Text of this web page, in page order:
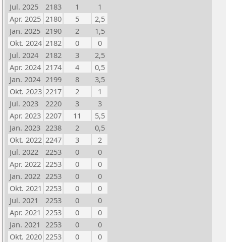
Jul. 2025
2183 1
1
Apr. 2025 2180 5
2,5
Jan. 2025 2190 2
1,5
Okt. 2024 2182 0
0
Jul. 2024
2182 3
2,5
Apr. 2024 2174 4
0,5
Jan. 2024 2199 8
3,5
Okt. 2023 2217 2
1
Jul. 2023
2220 3
3
Apr. 2023 2207 11
5,5
Jan. 2023 2238 2
0,5
Okt. 2022 2247 3
2
Jul. 2022
2253 0
0
Apr. 2022 2253 0
0
Jan. 2022 2253 0
0
Okt. 2021 2253 0
0
Jul. 2021
2253 0
0
Apr. 2021 2253 0
0
Jan. 2021 2253 0
0
Okt. 2020 2253 0
0